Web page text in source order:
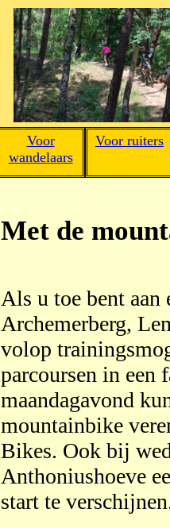
Voor
wandelaars
Voor ruiters
Met de
Als u toe bent aan
Archemerberg,
volop
parcoursen in een
maandagavond
mountainbike
Bikes. Ook bij
Anthoniushoeve
start te